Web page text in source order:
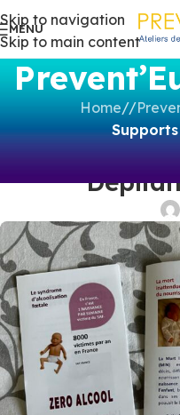
Skip to navigation
Skip to main content
MENU
Home/